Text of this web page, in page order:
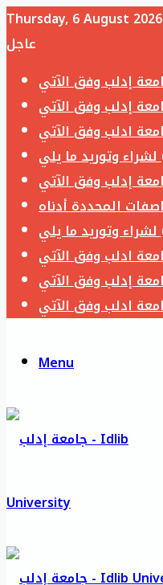
Thursday, 6 August 2026
عاجل
Menu